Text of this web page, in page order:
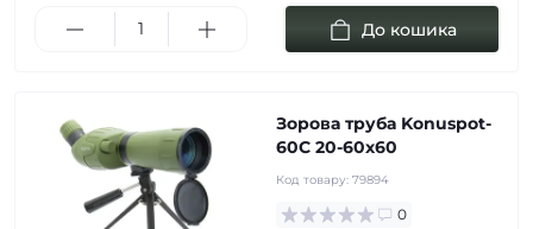
До кошика
Зорова труба Konuspot-
60C 20-60х60
Код товару: 79894
0